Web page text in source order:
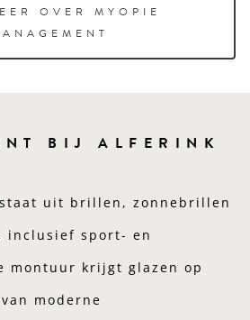
OVER MYOPIE
BIJ ALFERINK
uit brillen, zonnebrillen
inclusief sport- en
montuur krijgt glazen op
moderne